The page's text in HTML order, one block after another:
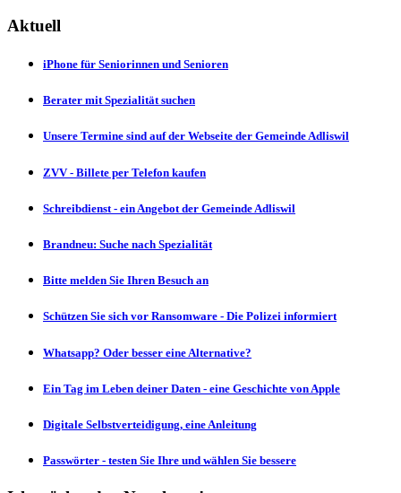
Aktuell
iPhone für Seniorinnen und Senioren
Berater mit Spezialität suchen
Unsere Termine sind auf der Webseite der Gemeinde Adliswil
ZVV - Billete per Telefon kaufen
Schreibdienst - ein Angebot der Gemeinde Adliswil
Brandneu: Suche nach Spezialität
Bitte melden Sie Ihren Besuch an
Schützen Sie sich vor Ransomware - Die Polizei informiert
Whatsapp? Oder besser eine Alternative?
Ein Tag im Leben deiner Daten - eine Geschichte von Apple
Digitale Selbstverteidigung, eine Anleitung
Passwörter - testen Sie Ihre und wählen Sie bessere